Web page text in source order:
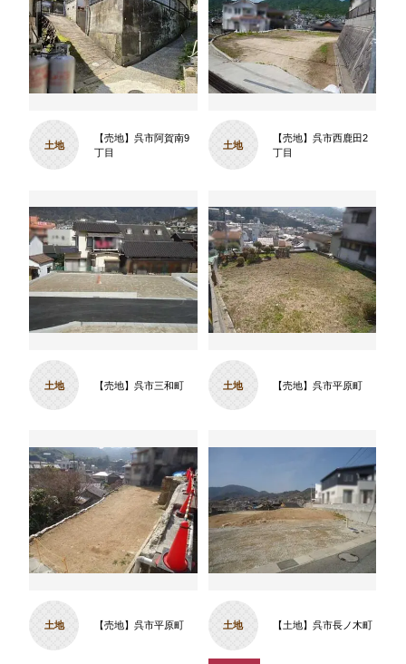
土地
【売地】呉市阿賀南9
丁目
土地
【売地】呉市西鹿田2
丁目
土地 【売地】呉市三和町 土地 【売地】呉市平原町
土地 【売地】呉市平原町 土地 【土地】呉市長ノ木町